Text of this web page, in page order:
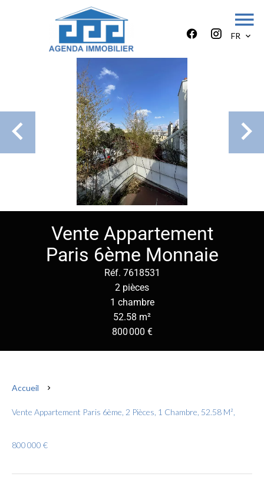
FR
Vente Appartement
Paris 6ème Monnaie
Réf. 7618531
2 pièces
1 chambre
52.58 m²
800 000 €
Accueil
Vente Appartement Paris 6ème, 2 Pièces, 1 Chambre, 52.58 M²,
800 000 €